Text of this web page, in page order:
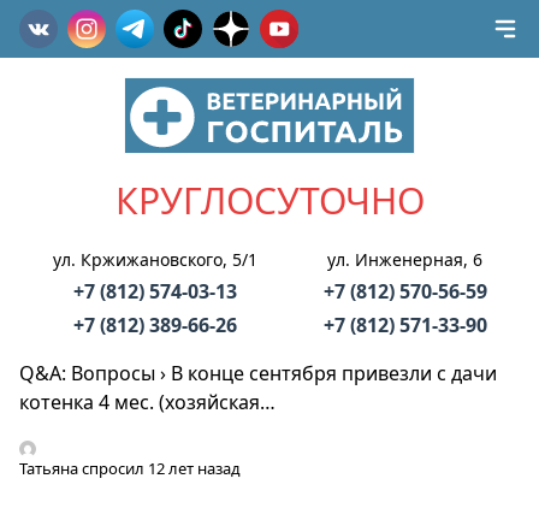
КРУГЛОСУТОЧНО
ул. Кржижановского, 5/1
+7 (812) 574-03-13
+7 (812) 389-66-26
ул. Инженерная, 6
+7 (812) 570-56-59
+7 (812) 571-33-90
Q&A: Вопросы› В конце сентября привезли с дачи
котенка 4 мес. (хозяйская…
Татьянаспросил 12 лет назад